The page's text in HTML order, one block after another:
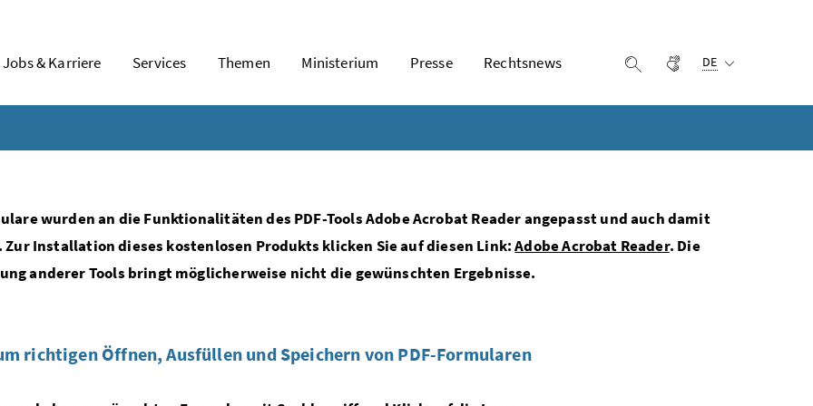
Jobs & Karriere Services Themen Ministerium Presse Rechtsnews Suche einblenden
Gebärdensprache
DE
wurden an die Funktionalitäten des PDF-Tools Adobe Acrobat Reader angepasst und auch damit
Installation dieses kostenlosen Produkts klicken Sie auf diesen Link:Adobe Acrobat Reader. Die
anderer Tools bringt möglicherweise nicht die gewünschten Ergebnisse.
richtigen Öffnen, Ausfüllen und Speichern von PDF-Formularen